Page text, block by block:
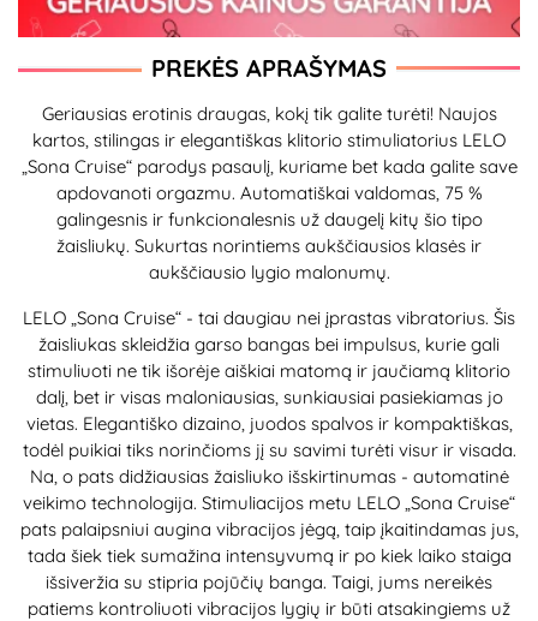
PREKĖS APRAŠYMAS
Geriausias erotinis draugas, kokį tik galite turėti! Naujos
kartos, stilingas ir elegantiškas klitorio stimuliatorius LELO
„Sona Cruise“ parodys pasaulį, kuriame bet kada galite save
apdovanoti orgazmu. Automatiškai valdomas, 75 %
galingesnis ir funkcionalesnis už daugelį kitų šio tipo
žaisliukų. Sukurtas norintiems aukščiausios klasės ir
aukščiausio lygio malonumų.
LELO „Sona Cruise“ - tai daugiau nei įprastas vibratorius. Šis
žaisliukas skleidžia garso bangas bei impulsus, kurie gali
stimuliuoti ne tik išorėje aiškiai matomą ir jaučiamą klitorio
dalį, bet ir visas maloniausias, sunkiausiai pasiekiamas jo
vietas. Elegantiško dizaino, juodos spalvos ir kompaktiškas,
todėl puikiai tiks norinčioms jį su savimi turėti visur ir visada.
Na, o pats didžiausias žaisliuko išskirtinumas - automatinė
veikimo technologija. Stimuliacijos metu LELO „Sona Cruise“
pats palaipsniui augina vibracijos jėgą, taip įkaitindamas jus,
tada šiek tiek sumažina intensyvumą ir po kiek laiko staiga
išsiveržia su stipria pojūčių banga. Taigi, jums nereikės
patiems kontroliuoti vibracijos lygių ir būti atsakingiems už